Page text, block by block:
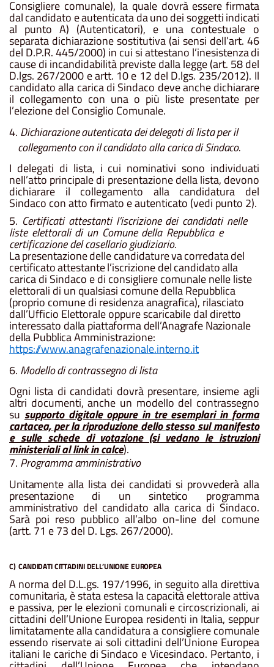
Consigliere comunale), la quale dovrà essere firmata
dalcandidato eautenticatadaunodeisoggettiindicati
al punto A) (Autenticatori), e una contestuale o
separata dichiarazione sostitutiva (ai sensi dell’art. 46
del D.P.R. 445/2000) in cui si attestano l’inesistenzadi
causedi incandidabilitàprevistedallalegge(art. 58del
D.lgs. 267/2000 eartt. 10e 12 del D.lgs. 235/2012). Il
candidato alla carica di Sindaco deve anche dichiarare
il collegamento con una o più liste presentate per
l’elezione del Consiglio Comunale.
4. Dichiarazioneautenticatadeidelegatidilistaperil
collegamentoconilcandidatoallacaricadiSindaco.
I delegati di lista, i cui nominativi sono individuati
nell’atto principale di presentazione della lista, devono
dichiarare il collegamento alla candidatura del
Sindaco con atto firmato e autenticato (vedi punto 2).
5. Certificati attestanti l’iscrizione dei candidati nelle
liste elettorali di un Comune della Repubblica e
certificazione del casellario giudiziario.
Lapresentazionedellecandidaturevacorredatadel
certificatoattestantel’iscrizionedelcandidatoalla
carica di Sindaco e di consigliere comunale nelle liste
elettorali di un qualsiasi comune della Repubblica
(proprio comune di residenza anagrafica), rilasciato
dall’Ufficio Elettorale oppure scaricabile dal diretto
interessato dalla piattaforma dell’Anagrafe Nazionale
della PubblicaAmministrazione:
https://www.anagrafenazionale.interno.it
6. Modellodicontrassegnodilista
Ogni lista di candidati dovrà presentare, insieme agli
altri documenti, anche un modello del contrassegno
su supporto digitale oppure in tre esemplari in forma
cartacea,per la riproduzione dellostesso sul manifesto
e sulle schede di votazione (si vedano le istruzioni
ministeriali al link in calce).
7. Programmaamministrativo
Unitamente alla lista dei candidati si provvederà alla
presentazione di un sintetico programma
amministrativo del candidato alla carica di Sindaco.
Sarà poi reso pubblico all’albo on-line del comune
(artt. 71 e 73 del D. Lgs. 267/2000).
C) CANDIDATICITTADINIDELL’UNIONEEUROPEA
Anorma del D.L.gs. 197/1996, inseguito alla direttiva
comunitaria, èstataestesalacapacitàelettoraleattiva
e passiva, per le elezioni comunali e circoscrizionali, ai
cittadini dell’UnioneEuropea residenti in Italia, seppur
limitatamenteallacandidaturaa consiglierecomunale
essendo riservateai soli cittadini dell’Unione Europea
italiani le cariche di Sindaco eVicesindaco. Pertanto, i